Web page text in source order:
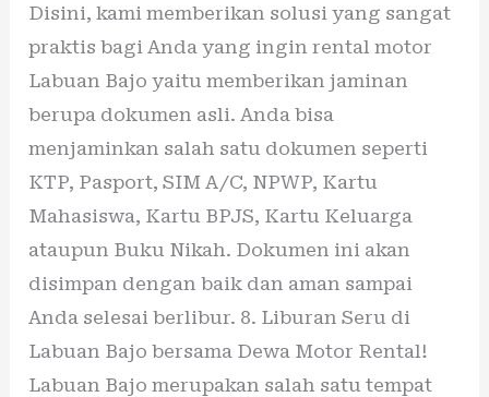
Disini, kami memberikan solusi yang sangat
praktis bagi Anda yang ingin rental motor
Labuan Bajo yaitu memberikan jaminan
berupa dokumen asli. Anda bisa
menjaminkan salah satu dokumen seperti
KTP, Pasport, SIM A/C, NPWP, Kartu
Mahasiswa, Kartu BPJS, Kartu Keluarga
ataupun Buku Nikah. Dokumen ini akan
disimpan dengan baik dan aman sampai
Anda selesai berlibur. 8. Liburan Seru di
Labuan Bajo bersama Dewa Motor Rental!
Labuan Bajo merupakan salah satu tempat